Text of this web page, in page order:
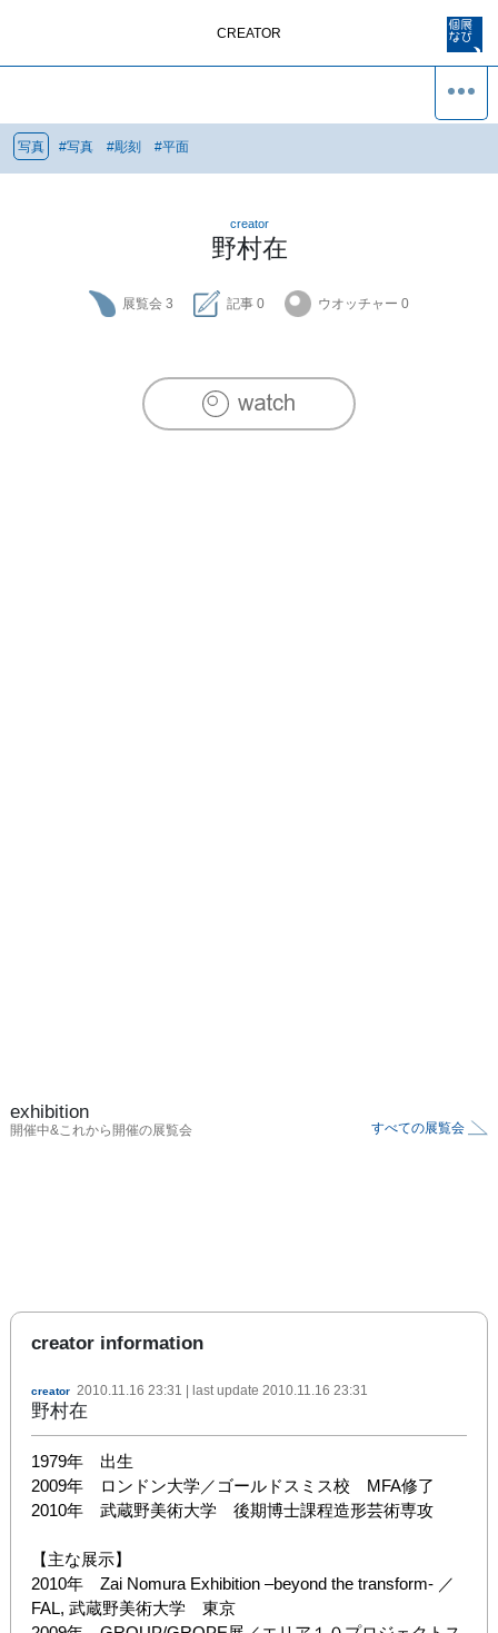
CREATOR
写真 #写真 #彫刻 #平面
creator
野村在
展覧会 3 記事 0 ウオッチャー 0
exhibition
開催中&これから開催の展覧会 すべての展覧会
creator information
creator 2010.11.16 23:31 | last update 2010.11.16 23:31
野村在
1979年　出生
2009年　ロンドン大学／ゴールドスミス校　MFA修了
2010年　武蔵野美術大学　後期博士課程造形芸術専攻
【主な展示】
2010年　Zai Nomura Exhibition –beyond the transform- ／
FAL, 武蔵野美術大学　東京